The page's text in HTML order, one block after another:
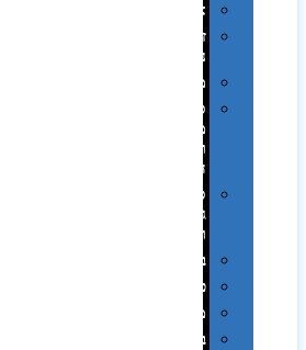
אוזניות
זכרונות
ניידים
מפצלים
סביבת
מחשב
וציוד
היקפי
סוללות
גיבוי
ומטענים
ביגוד
כובעים
מגבות
בקבוקים